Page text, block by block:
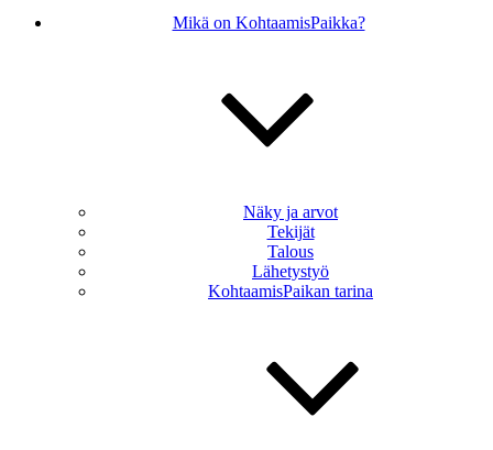
Mikä on KohtaamisPaikka?
Näky ja arvot
Tekijät
Talous
Lähetystyö
KohtaamisPaikan tarina